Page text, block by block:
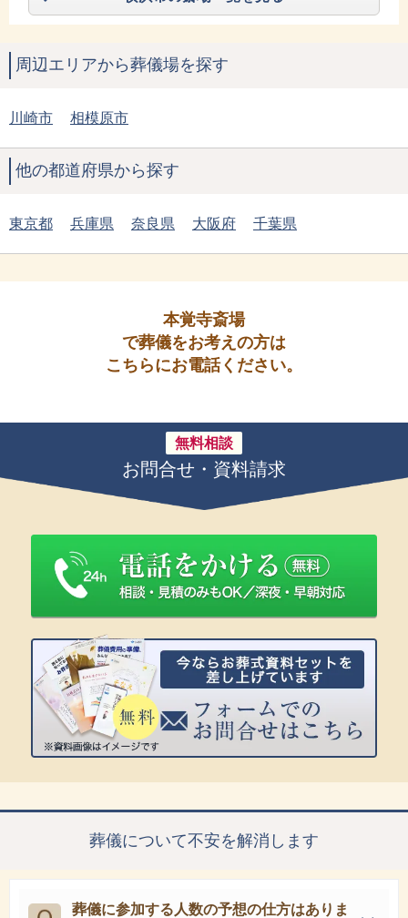
周辺エリアから葬儀場を探す
川崎市 相模原市
他の都道府県から探す
東京都 兵庫県 奈良県 大阪府 千葉県
本覚寺斎場
で葬儀をお考えの方は
こちらにお電話ください。
無料相談
お問合せ・資料請求
葬儀について不安を解消します
葬儀に参加する人数の予想の仕方はありま